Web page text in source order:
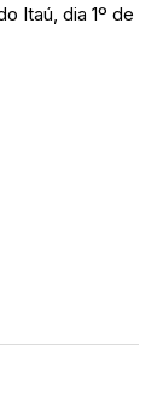
Itaú, dia 1º de